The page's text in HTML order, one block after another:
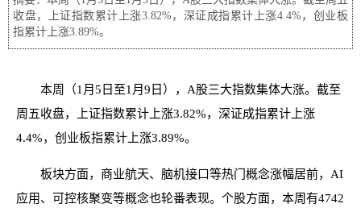
收盘，上证指数累计上涨3.82%，深证成指累计上涨4.4%，创业板
指累计上涨3.89%。
本周（1月5日至1月9日），A股三大指数集体大涨。截至
周五收盘，上证指数累计上涨3.82%，深证成指累计上涨
4.4%，创业板指累计上涨3.89%。
板块方面，商业航天、脑机接口等热门概念涨幅居前，AI
应用、可控核聚变等概念也轮番表现。个股方面，本周有4742